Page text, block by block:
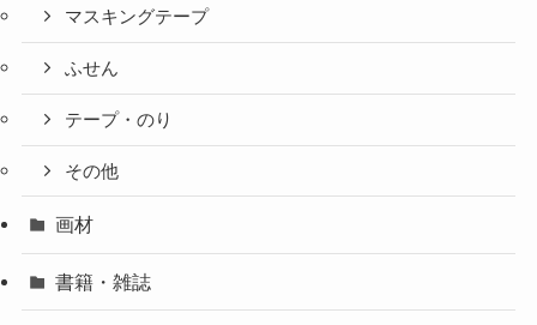
マスキングテープ
ふせん
テープ・のり
その他
画材
書籍・雑誌